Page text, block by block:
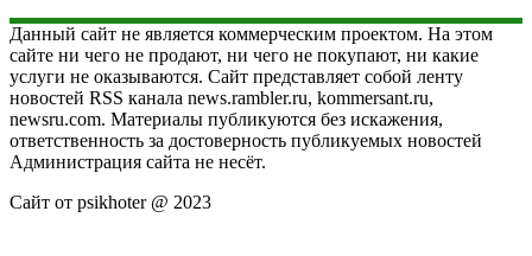
Данный сайт не является коммерческим проектом. На этом
сайте ни чего не продают, ни чего не покупают, ни какие
услуги не оказываются. Сайт представляет собой ленту
новостей RSS канала news.rambler.ru, kommersant.ru,
newsru.com. Материалы публикуются без искажения,
ответственность за достоверность публикуемых новостей
Администрация сайта не несёт.
Сайт от psikhoter @ 2023